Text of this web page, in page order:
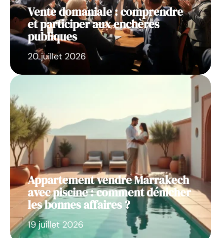
Vente domaniale : comprendre
et participer aux enchères
publiques
20 juillet 2026
Appartement vendre Marrakech
avec piscine : comment dénicher
les bonnes affaires ?
19 juillet 2026